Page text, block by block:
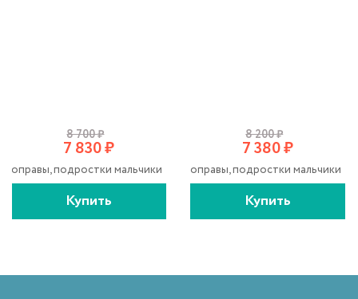
8 700₽
7 830₽
оправы, подростки мальчики
Купить
8 200₽
7 380₽
оправы, подростки мальчики
Купить